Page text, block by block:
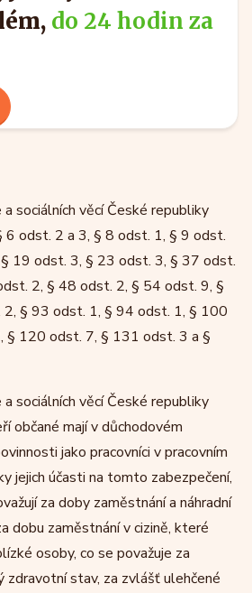
do 24 hodin za
sociálních věcí České republiky
6 odst. 2 a 3, § 8 odst. 1, § 9 odst.
19 odst. 3, § 23 odst. 3, § 37 odst.
2, § 48 odst. 2, § 54 odst. 9, §
§ 93 odst. 1, § 94 odst. 1, § 100
§ 120 odst. 7, § 131 odst. 3 a §
sociálních věcí České republiky
občané mají v důchodovém
jako pracovníci v pracovním
jejich účasti na tomto zabezpečení,
za doby zaměstnání a náhradní
dobu zaměstnání v cizině, které
osoby, co se považuje za
zdravotní stav, za zvlášť ulehčené